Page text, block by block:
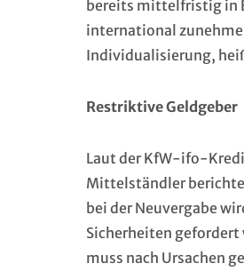
bereits mittelfristig in
international
Individualisierung,
Restriktive Geldgeber
Laut der KfW-ifo-
Mittelständler
bei der Neuvergabe
Sicherheiten
muss nach Ursachen